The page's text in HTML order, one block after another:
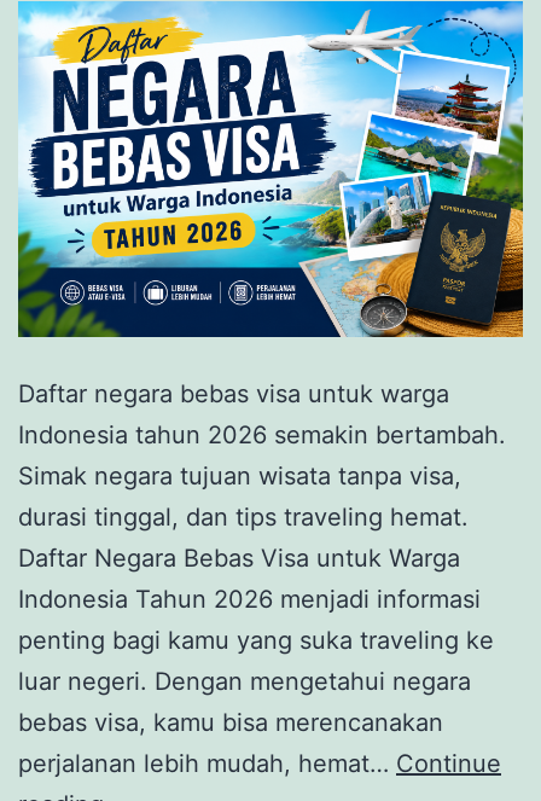
Daftar negara bebas visa untuk warga
Indonesia tahun 2026 semakin bertambah.
Simak negara tujuan wisata tanpa visa,
durasi tinggal, dan tips traveling hemat.
Daftar Negara Bebas Visa untuk Warga
Indonesia Tahun 2026 menjadi informasi
penting bagi kamu yang suka traveling ke
luar negeri. Dengan mengetahui negara
bebas visa, kamu bisa merencanakan
perjalanan lebih mudah, hemat… Continue